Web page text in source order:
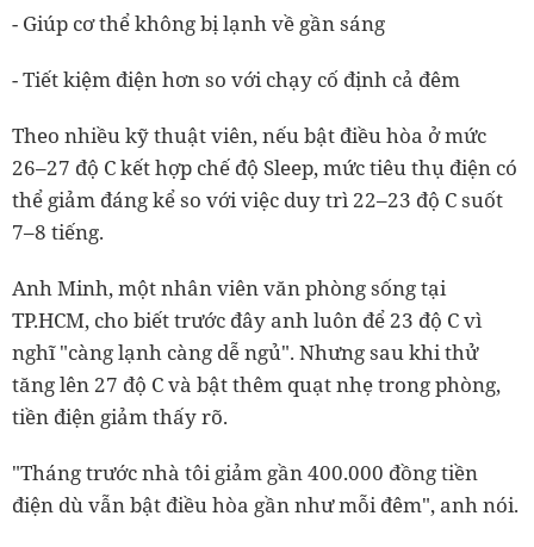
- Giúp cơ thể không bị lạnh về gần sáng
- Tiết kiệm điện hơn so với chạy cố định cả đêm
Theo nhiều kỹ thuật viên, nếu bật điều hòa ở mức
26–27 độ C kết hợp chế độ Sleep, mức tiêu thụ điện có
thể giảm đáng kể so với việc duy trì 22–23 độ C suốt
7–8 tiếng.
Anh Minh, một nhân viên văn phòng sống tại
TP.HCM, cho biết trước đây anh luôn để 23 độ C vì
nghĩ "càng lạnh càng dễ ngủ". Nhưng sau khi thử
tăng lên 27 độ C và bật thêm quạt nhẹ trong phòng,
tiền điện giảm thấy rõ.
"Tháng trước nhà tôi giảm gần 400.000 đồng tiền
điện dù vẫn bật điều hòa gần như mỗi đêm", anh nói.